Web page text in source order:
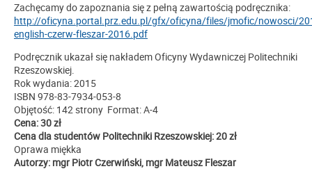
Zachęcamy do zapoznania się z pełną zawartością podręcznika:
http://oficyna.portal.prz.edu.pl/gfx/oficyna/files/jmofic/nowosci/
english-czerw-fleszar-2016.pdf
Podręcznik ukazał się nakładem Oficyny Wydawniczej Politechniki
Rzeszowskiej.
Rok wydania: 2015
ISBN 978-83-7934-053-8
Objętość: 142 strony Format: A-4
Cena: 30 zł
Cena dla studentów Politechniki Rzeszowskiej: 20 zł
Oprawa miękka
Autorzy: mgr Piotr Czerwiński, mgr Mateusz Fleszar